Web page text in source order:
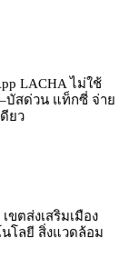
LACHA ไม่ใช้
บัสด่วน แท็กซี่ จ่าย
ยว
ขตส่งเสริมเมือง
โลยี สิ่งแวดล้อม